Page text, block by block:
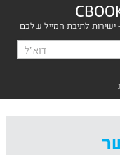
ישירות לתיבת המייל שלכם